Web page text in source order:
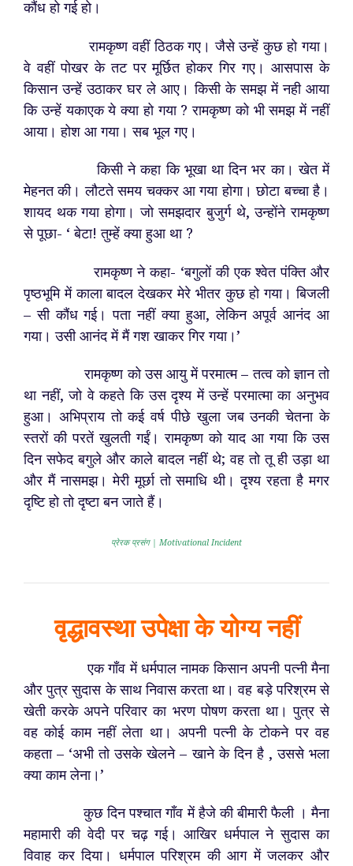
कौंध हो गई हो।
रामकृष्ण वहीं ठिठक गए। जैसे उन्हें कुछ हो गया।
वे वहीं पोखर के तट पर मूर्छित होकर गिर गए। आसपास के
किसान उन्हें उठाकर घर ले आए। किसी के समझ में नही आया
कि उन्हें यकाएक ये क्या हो गया ? रामकृष्ण को भी समझ में नहीं
आया। होश आ गया। सब भूल गए।
किसी ने कहा कि भूखा था दिन भर का। खेत में
मेहनत की। लौटते समय चक्कर आ गया होगा। छोटा बच्चा है।
शायद थक गया होगा। जो समझदार बुजुर्ग थे, उन्होंने रामकृष्ण
से पूछा- ‘ बेटा! तुम्हें क्या हुआ था ?
रामकृष्ण ने कहा- ‘बगुलों की एक श्वेत पंक्ति और
पृष्ठभूमि में काला बादल देखकर मेरे भीतर कुछ हो गया। बिजली
– सी कौंध गई। पता नहीं क्या हुआ, लेकिन अपूर्व आनंद आ
गया। उसी आनंद में मैं गश खाकर गिर गया।’
रामकृष्ण को उस आयु में परमात्म – तत्व को ज्ञान तो
था नहीं, जो वे कहते कि उस दृश्य में उन्हें परमात्मा का अनुभव
हुआ। अभिप्राय तो कई वर्ष पीछे खुला जब उनकी चेतना के
स्तरों की परतें खुलती गईं। रामकृष्ण को याद आ गया कि उस
दिन सफेद बगुले और काले बादल नहीं थे; वह तो तू ही उड़ा था
और मैं नासमझ। मेरी मूर्छा तो समाधि थी। दृश्य रहता है मगर
दृष्टि हो तो दृष्टा बन जाते हैं।
प्रेरक प्रसंग | Motivational Incident
वृद्धावस्था उपेक्षा के योग्य नहीं
एक गाँव में धर्मपाल नामक किसान अपनी पत्नी मैना
और पुत्र सुदास के साथ निवास करता था। वह बड़े परिश्रम से
खेती करके अपने परिवार का भरण पोषण करता था। पुत्र से
वह कोई काम नहीं लेता था। अपनी पत्नी के टोकने पर वह
कहता – ‘अभी तो उसके खेलने – खाने के दिन है , उससे भला
क्या काम लेना।’
कुछ दिन पश्चात गाँव में हैजे की बीमारी फैली । मैना
महामारी की वेदी पर चढ़ गई। आखिर धर्मपाल ने सुदास का
विवाह कर दिया। धर्मपाल परिश्रम की आग में जलकर और